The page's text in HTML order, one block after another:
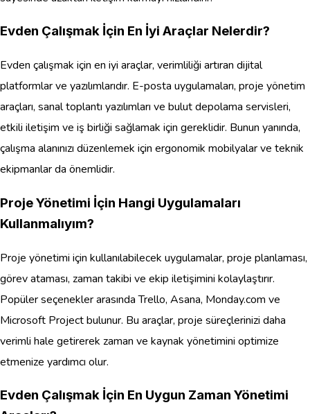
Evden Çalışmak İçin En İyi Araçlar Nelerdir?
Evden çalışmak için en iyi araçlar, verimliliği artıran dijital
platformlar ve yazılımlarıdır. E-posta uygulamaları, proje yönetim
araçları, sanal toplantı yazılımları ve bulut depolama servisleri,
etkili iletişim ve iş birliği sağlamak için gereklidir. Bunun yanında,
çalışma alanınızı düzenlemek için ergonomik mobilyalar ve teknik
ekipmanlar da önemlidir.
Proje Yönetimi İçin Hangi Uygulamaları
Kullanmalıyım?
Proje yönetimi için kullanılabilecek uygulamalar, proje planlaması,
görev ataması, zaman takibi ve ekip iletişimini kolaylaştırır.
Popüler seçenekler arasında Trello, Asana, Monday.com ve
Microsoft Project bulunur. Bu araçlar, proje süreçlerinizi daha
verimli hale getirerek zaman ve kaynak yönetimini optimize
etmenize yardımcı olur.
Evden Çalışmak İçin En Uygun Zaman Yönetimi